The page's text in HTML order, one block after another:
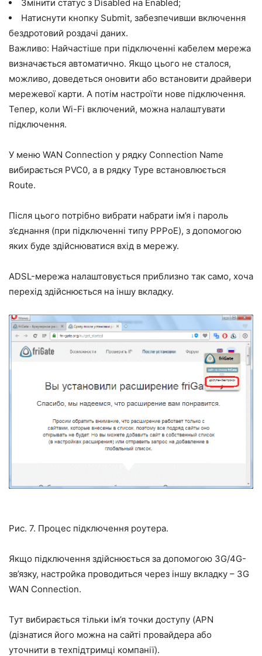
Змінити статус з Disabled на Enabled;
Натиснути кнопку Submit, забезпечивши включення
бездротовий роздачі даних.
Важливо: Найчастіше при підключенні кабелем мережа
визначається автоматично. Якщо цього не сталося,
можливо, доведеться оновити або встановити драйвери
мережевої карти. А потім настроїти нове підключення.
Тепер, коли Wi-Fi включений, можна налаштувати
підключення.
У меню WAN Connection у рядку Connection Name
вибирається PVC0, а в рядку Type встановлюється
Route.
Після цього потрібно вибрати набрати ім’я і пароль
з’єднання (при підключенні типу PPPoE), з допомогою
яких буде здійснюватися вхід в мережу.
ADSL-мережа налаштовується приблизно так само, хоча
перехід здійснюється на іншу вкладку.
Рис. 7. Процес підключення роутера.
Якщо підключення здійснюється за допомогою 3G/4G-
зв’язку, настройка проводиться через іншу вкладку – 3G
WAN Connection.
Тут вибирається тільки ім’я точки доступу (APN
(дізнатися його можна на сайті провайдера або
уточнити в техпідтримці компанії).